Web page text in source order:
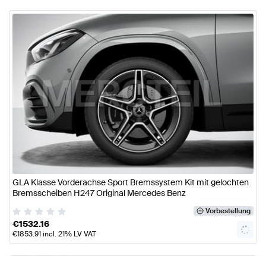
GLA Klasse Vorderachse Sport Bremssystem Kit mit gelochten
Bremsscheiben H247 Original Mercedes Benz
Vorbestellung
€1532.16
€1853.91incl. 21% LV VAT